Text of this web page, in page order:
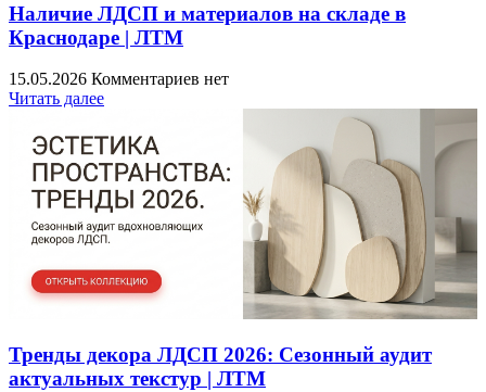
Наличие ЛДСП и материалов на складе в
Краснодаре | ЛТМ
15.05.2026 Комментариев нет
Читать далее
Тренды декора ЛДСП 2026: Сезонный аудит
актуальных текстур | ЛТМ